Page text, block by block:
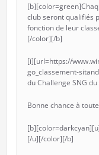
club seront qualifiés
fonction de leur
[/color][/b]
[i][url=https://
go_classement-
du Challenge SNG
Bonne chance à
[/u][/color][/b]